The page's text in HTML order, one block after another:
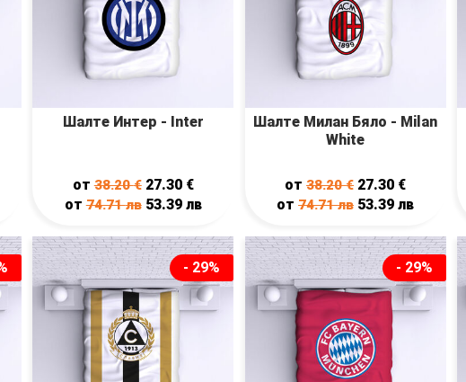
Шалте Интер - Inter
от38.20€ 27.30 €
от74.71лв 53.39 лв
Шалте Милан Бяло - Milan
White
от38.20€ 27.30 €
от74.71лв 53.39лв
- 29% - 29%